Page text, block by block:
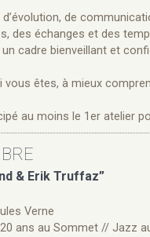
de
des échanges et des
cadre bienveillant et
vous êtes, à mieux
au moins le 1er atelier
& Erik Truffaz”
Verne
ans au Sommet // Jazz